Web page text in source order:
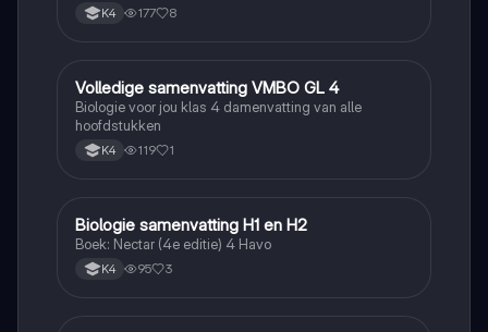
K4 177 8
Biologie
Volledige samenvatting VMBO GL 4
Biologie voor jou klas 4 damenvatting van alle
hoofdstukken
K4 119 1
Biologie
Biologie samenvatting H1 en H2
Boek: Nectar (4e editie) 4 Havo
K4 95 3